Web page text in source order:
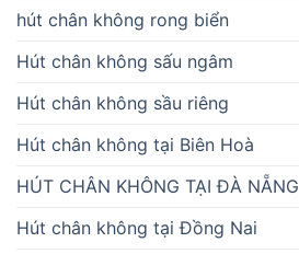
hút chân không rong biển
Hút chân không sấu ngâm
Hút chân không sầu riêng
Hút chân không tại Biên Hoà
HÚT CHÂN KHÔNG TẠI ĐÀ NẴNG
Hút chân không tại Đồng Nai